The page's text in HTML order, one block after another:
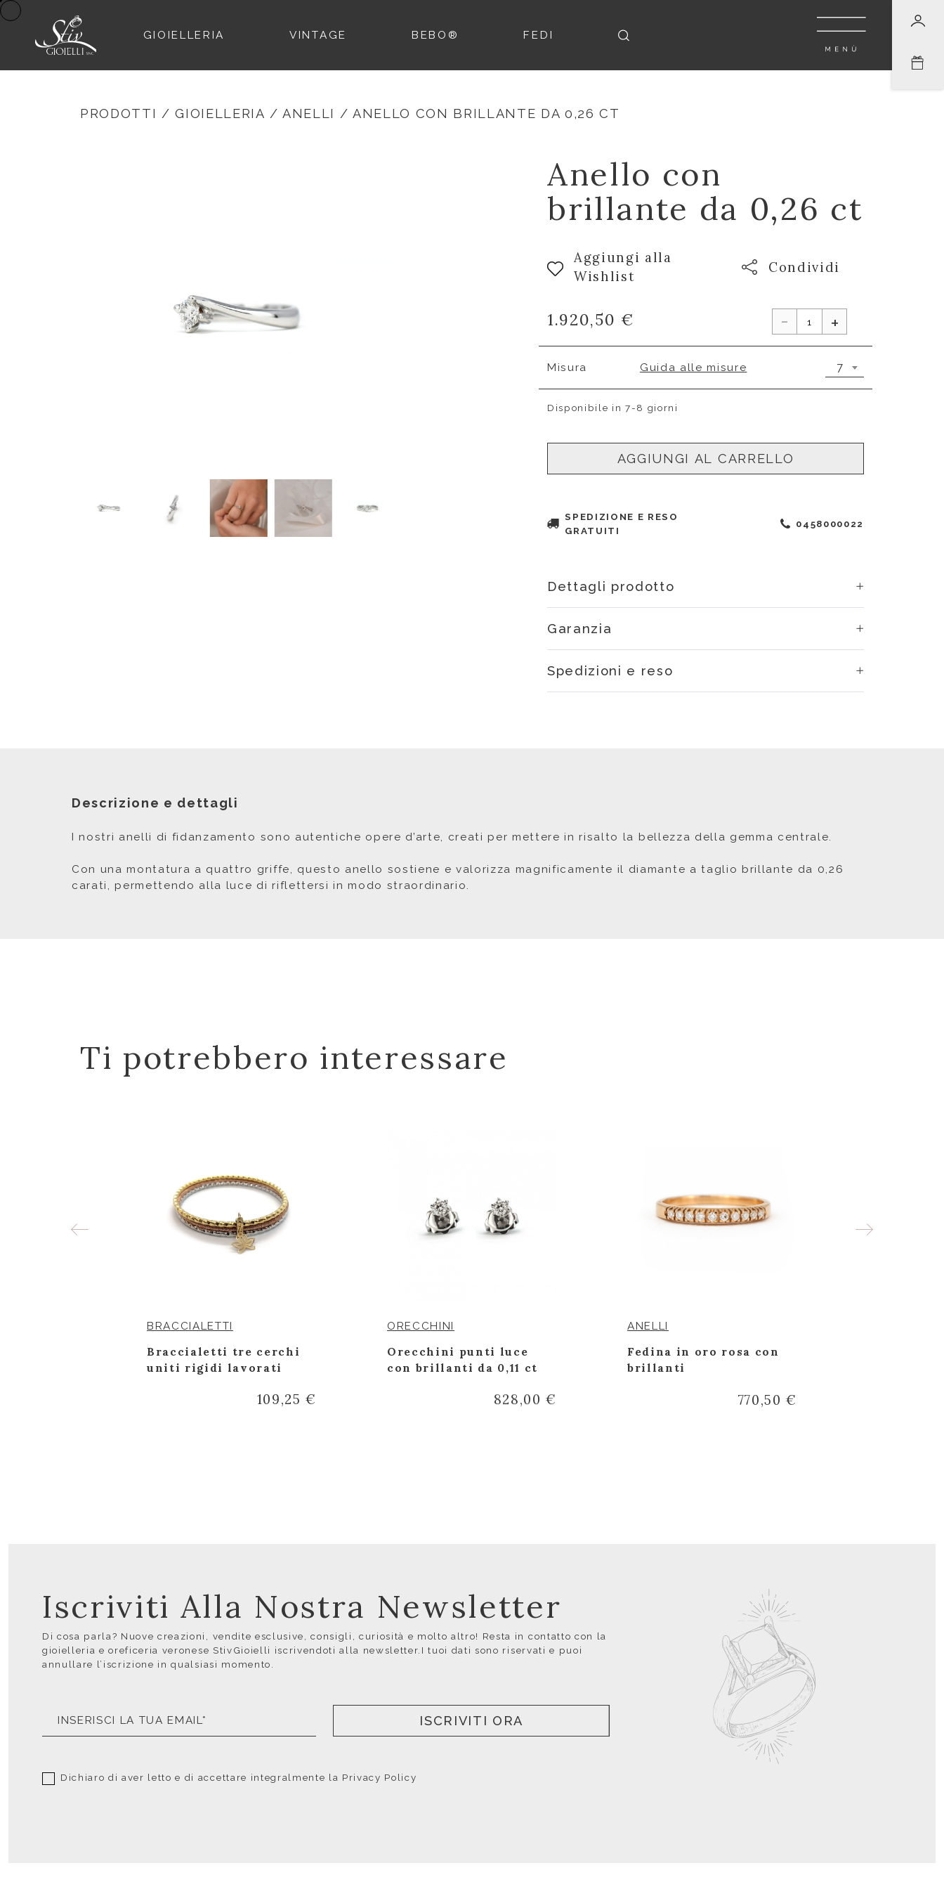
GIOIELLERIA VINTAGE BEBO® FEDI
PRODOTTI /GIOIELLERIA / ANELLI / ANELLO CON BRILLANTE DA 0,26 CT
Anello con
brillante da 0,26 ct
Aggiungi alla
Wishlist
Condividi
1.920,50 € - +
Misura Guida alle misure 7
Disponibile in 7-8 giorni
AGGIUNGI AL CARRELLO
SPEDIZIONE E RESO
GRATUITI
0458000022
Dettagli prodotto
Garanzia
Spedizioni e reso
Descrizione e dettagli
I nostri anelli di fidanzamento sono autentiche opere d’arte, creati per mettere in risalto la bellezza della gemma centrale.
Con una montatura a quattro griffe, questo anello sostiene e valorizza magnificamente il diamante a taglio brillante da 0,26
carati, permettendo alla luce di riflettersi in modo straordinario.
Ti potrebbero interessare
BRACCIALETTI
Braccialetti tre cerchi
uniti rigidi lavorati
109,25 €
ORECCHINI
Orecchini punti luce
con brillanti da 0,11 ct
828,00 €
ANELLI
Fedina in oro rosa con
brillanti
770,50 €
Iscriviti Alla Nostra Newsletter
Di cosa parla? Nuove creazioni, vendite esclusive, consigli, curiosità e molto altro! Resta in contatto con la
gioielleria e oreficeria veronese StivGioielli iscrivendoti alla newsletter.I tuoi dati sono riservati e puoi
annullare l’iscrizione in qualsiasi momento.
ISCRIVITI ORA
Dichiaro di aver letto e di accettare integralmente la Privacy Policy